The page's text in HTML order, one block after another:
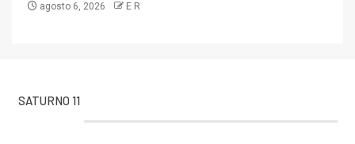
agosto 6, 2026 E R
SATURNO 11